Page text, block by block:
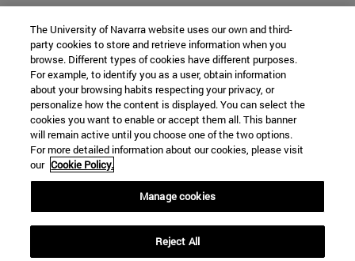
The University of Navarra website uses our own and third-
party cookies to store and retrieve information when you
browse. Different types of cookies have different purposes.
For example, to identify you as a user, obtain information
about your browsing habits respecting your privacy, or
personalize how the content is displayed. You can select the
cookies you want to enable or accept them all. This banner
will remain active until you choose one of the two options.
For more detailed information about our cookies, please visit
our Cookie Policy.
Manage cookies
Reject All